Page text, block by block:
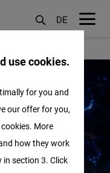
DE
use cookies.
for you and
our offer for you,
More
how they work
section 3. Click